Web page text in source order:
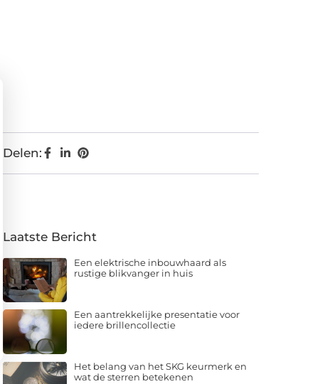
Delen:
Laatste Bericht
Een elektrische inbouwhaard als
rustige blikvanger in huis
Een aantrekkelijke presentatie voor
iedere brillencollectie
Het belang van het SKG keurmerk en
wat de sterren betekenen